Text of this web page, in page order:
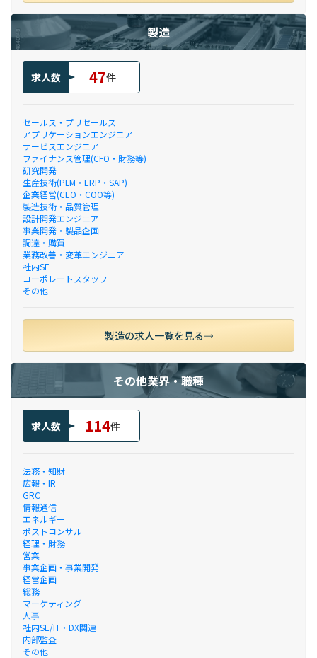
製造
求人数 47件
セールス・プリセールス
アプリケーションエンジニア
サービスエンジニア
ファイナンス管理(CFO・財務等)
研究開発
生産技術(PLM・ERP・SAP)
企業経営(CEO・COO等)
製造技術・品質管理
設計開発エンジニア
事業開発・製品企画
調達・購買
業務改善・変革エンジニア
社内SE
コーポレートスタッフ
その他
製造の求人一覧を見る
その他業界・職種
求人数 114件
法務・知財
広報・IR
GRC
情報通信
エネルギー
ポストコンサル
経理・財務
営業
事業企画・事業開発
経営企画
総務
マーケティング
人事
社内SE/IT・DX関連
内部監査
その他